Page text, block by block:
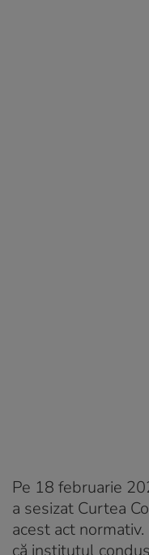
Pe 18 februarie
a sesizat Curtea
acest act
că institutul